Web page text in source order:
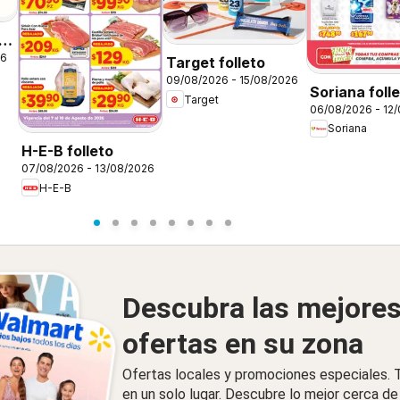
H-E-B folleto
07/08/2026 - 13/08/2026
H-E-B
Target folleto
09/08/2026 - 15/08/2026
Target
Soriana
06/08/2026 -
Soriana
Descubra las mejores
ofertas en su zona
Ofertas locales y promociones especiales.
en un solo lugar. Descubre lo mejor cerca